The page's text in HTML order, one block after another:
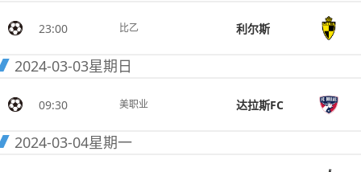
23:00 比乙 利尔斯
2024-03-03星期日
09:30 美职业 达拉斯FC
2024-03-04星期一